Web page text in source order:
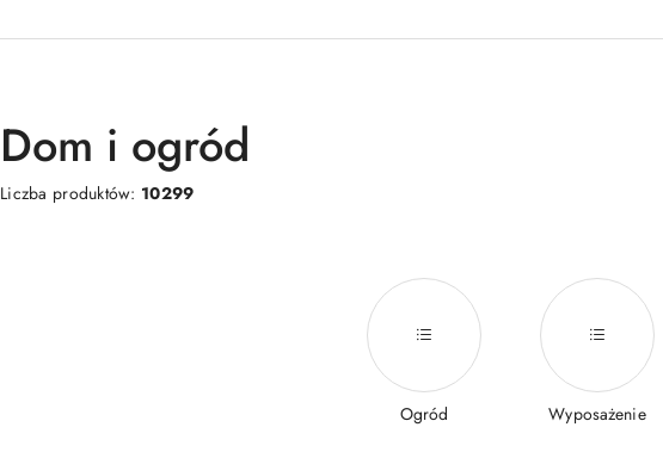
Dom i ogród
Liczba produktów: 10299
Ogród Wyposażenie